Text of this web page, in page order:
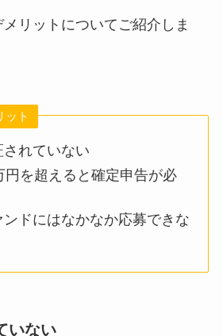
リットについてご紹介しま
ット
れていない
円を超えると確定申告が必
ンドにはなかなか応募できな
いない